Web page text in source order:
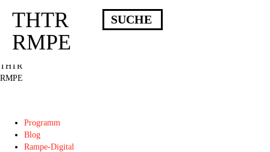
Deprecated : Die Funktion post_permalink ist seit Version 4.4.0 veraltet!
Verwende stattdessen get_permalink(). in
/homepages/10/d43051023/htdocs/wordpress/wp-includes/functions.php
THTR
RMPE
Programm
Blog
Rampe-Digital
THTR
RMPE